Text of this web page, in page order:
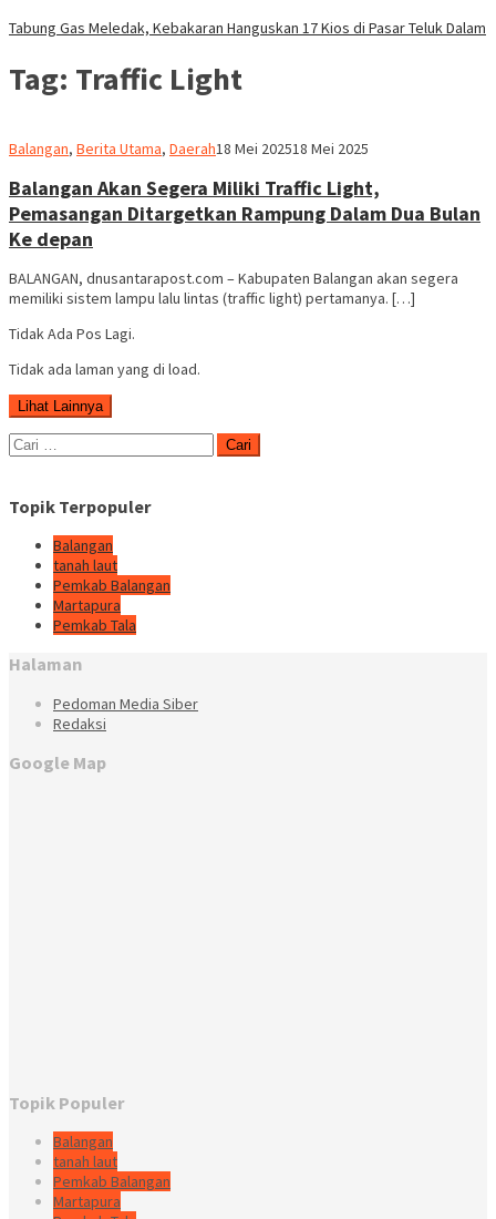
Tabung Gas Meledak, Kebakaran Hanguskan 17 Kios di Pasar Teluk Dalam
Tag: Traffic Light
Balangan, Berita Utama, DaerahM.
18 Mei 202518 Mei 2025
Balangan Akan Segera Miliki Traffic Light,
Pemasangan Ditargetkan Rampung Dalam Dua Bulan
Ke depan
BALANGAN, dnusantarapost.com – Kabupaten Balangan akan segera
memiliki sistem lampu lalu lintas (traffic light) pertamanya. […]
Tidak Ada Pos Lagi.
Tidak ada laman yang di load.
Lihat Lainnya
Cari
untuk:
Topik Terpopuler
Balangan
tanah laut
Pemkab Balangan
Martapura
Pemkab Tala
Halaman
Pedoman Media Siber
Redaksi
Google Map
Topik Populer
Balangan
tanah laut
Pemkab Balangan
Martapura